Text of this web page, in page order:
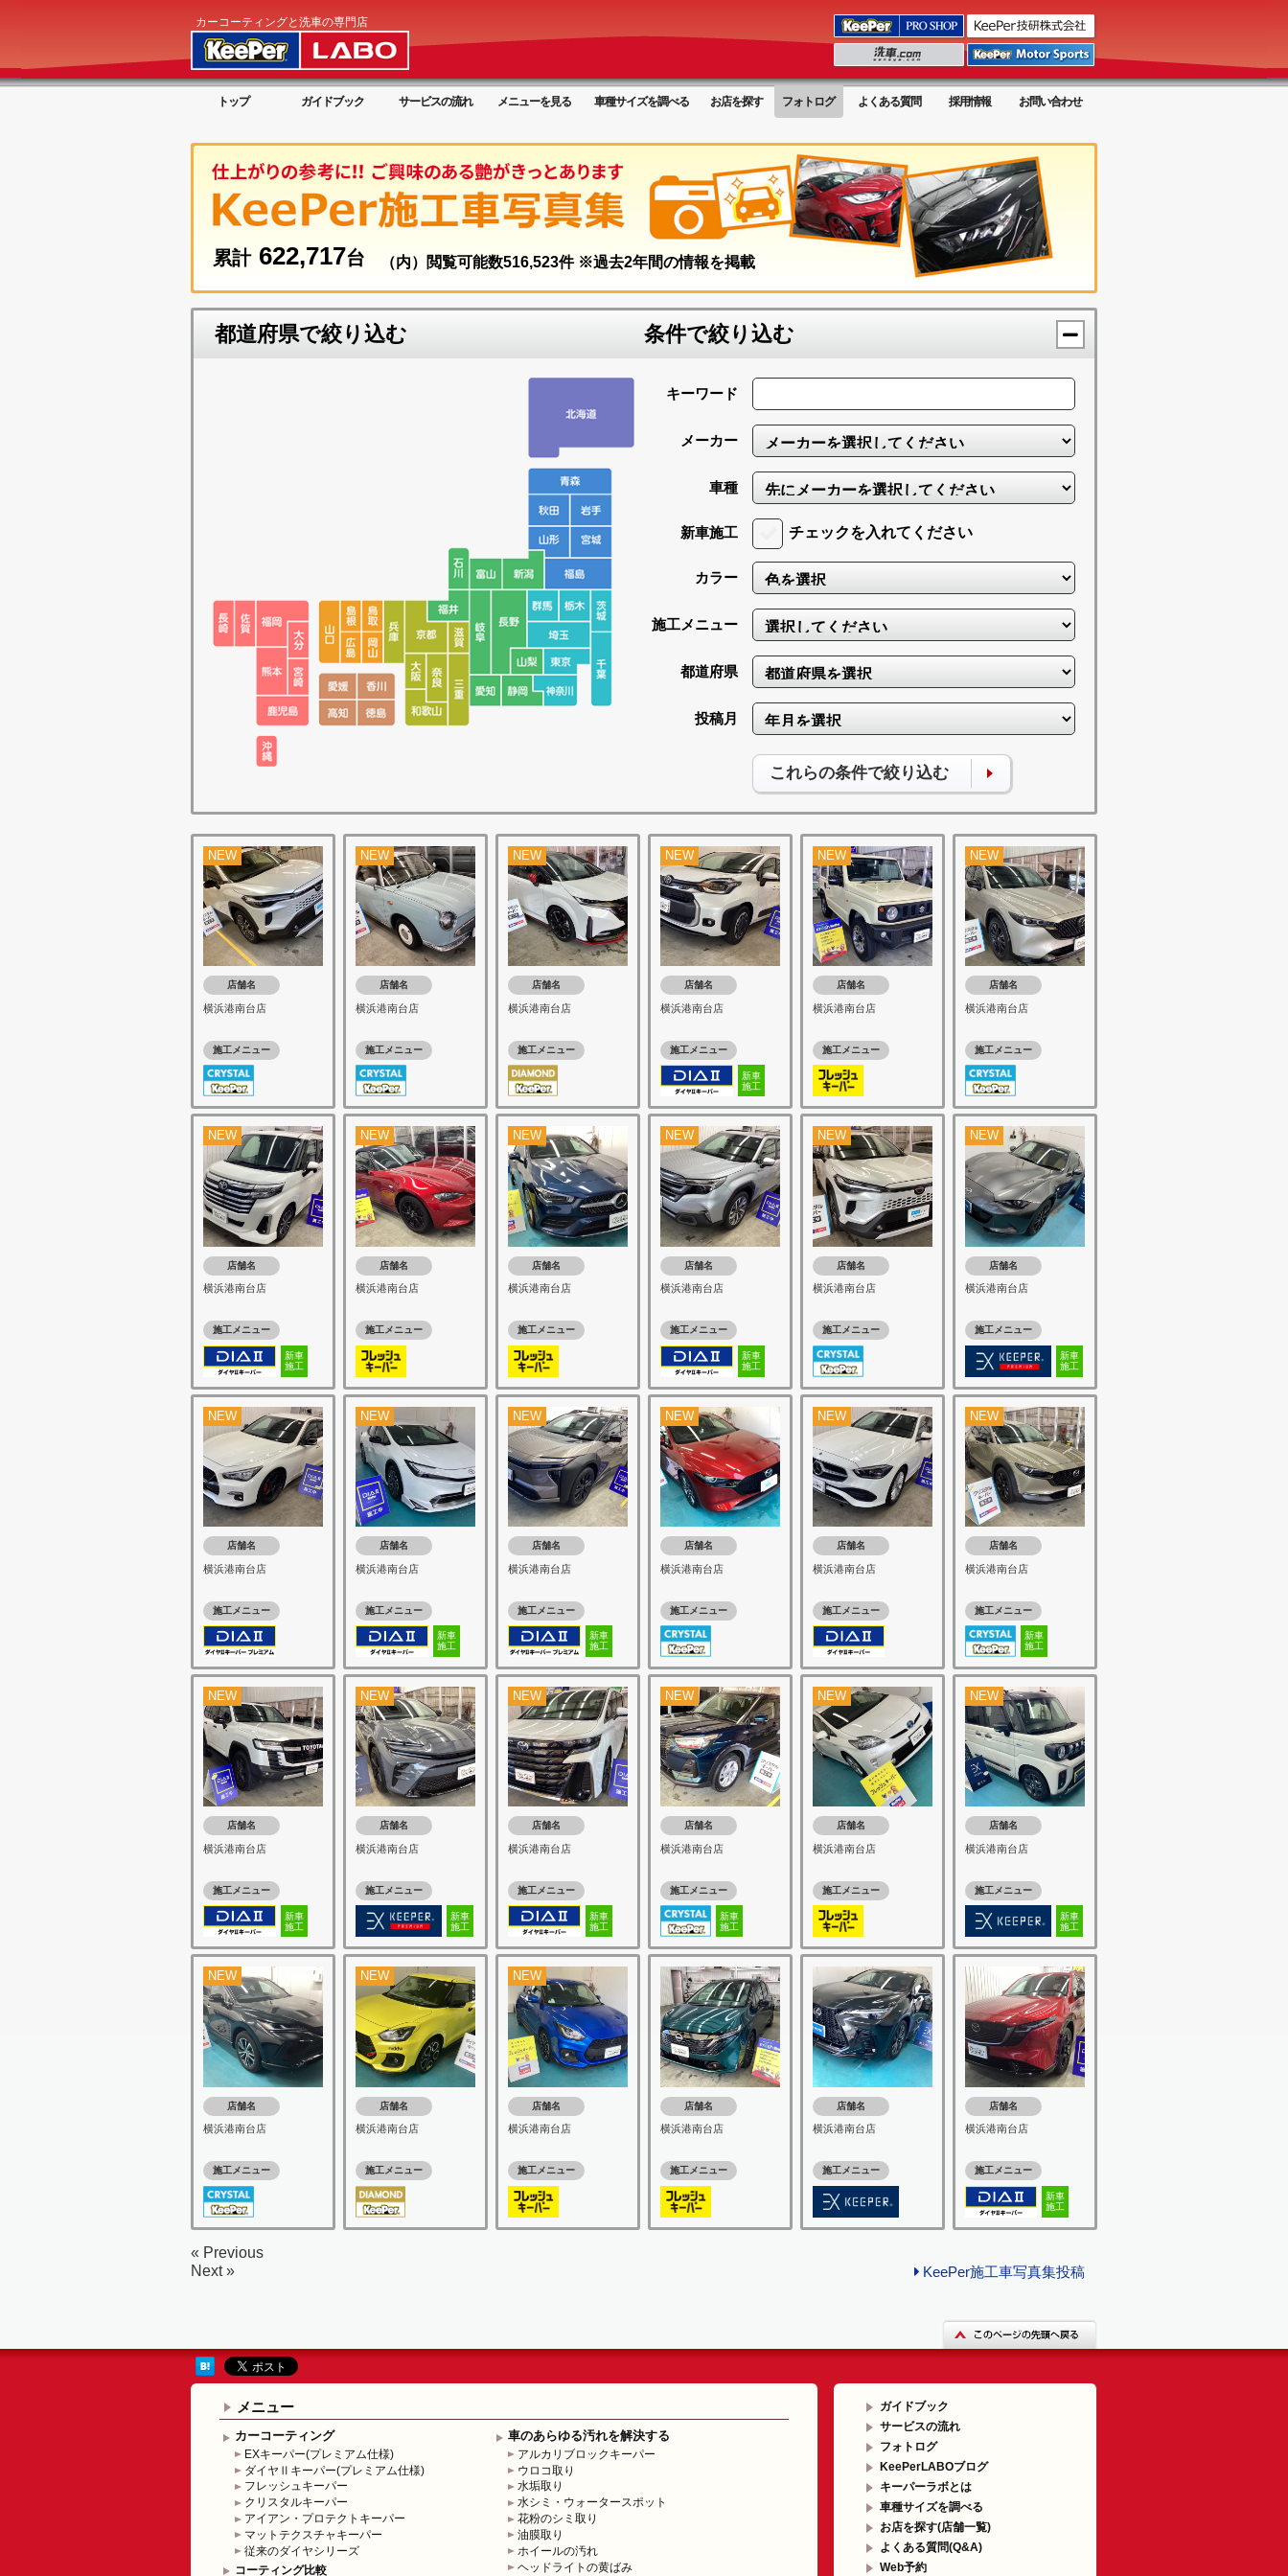
カーコーティングと洗車の専門店
トップ ガイドブック サービスの流れ メニューを見る 車種サイズを調べる お店を探す フォトログ よくある質問 採用情報 お問い合わせ
累計 622,717台 （内）閲覧可能数516,523件 ※過去2年間の情報を掲載
都道府県で絞り込む 条件で絞り込む
キーワード
メーカー
車種
新車施工 チェックを入れてください
カラー
施工メニュー
都道府県
投稿月
これらの条件で絞り込む
NEW
店舗名
横浜港南台店
施工メニュー
NEW
店舗名
横浜港南台店
施工メニュー
NEW
店舗名
横浜港南台店
施工メニュー
NEW
店舗名
横浜港南台店
施工メニュー
新車
施工
NEW
店舗名
横浜港南台店
施工メニュー
NEW
店舗名
横浜港南台店
施工メニュー
NEW
店舗名
横浜港南台店
施工メニュー
新車
施工
NEW
店舗名
横浜港南台店
施工メニュー
NEW
店舗名
横浜港南台店
施工メニュー
NEW
店舗名
横浜港南台店
施工メニュー
新車
施工
NEW
店舗名
横浜港南台店
施工メニュー
NEW
店舗名
横浜港南台店
施工メニュー
新車
施工
NEW
店舗名
横浜港南台店
施工メニュー
NEW
店舗名
横浜港南台店
施工メニュー
新車
施工
NEW
店舗名
横浜港南台店
施工メニュー
新車
施工
NEW
店舗名
横浜港南台店
施工メニュー
NEW
店舗名
横浜港南台店
施工メニュー
NEW
店舗名
横浜港南台店
施工メニュー
新車
施工
NEW
店舗名
横浜港南台店
施工メニュー
新車
施工
NEW
店舗名
横浜港南台店
施工メニュー
新車
施工
NEW
店舗名
横浜港南台店
施工メニュー
新車
施工
NEW
店舗名
横浜港南台店
施工メニュー
新車
施工
NEW
店舗名
横浜港南台店
施工メニュー
NEW
店舗名
横浜港南台店
施工メニュー
新車
施工
NEW
店舗名
横浜港南台店
施工メニュー
NEW
店舗名
横浜港南台店
施工メニュー
NEW
店舗名
横浜港南台店
施工メニュー
店舗名
横浜港南台店
施工メニュー
店舗名
横浜港南台店
施工メニュー
店舗名
横浜港南台店
施工メニュー
新車
施工
« Previous
Next »
KeePer施工車写真集投稿
メニュー
カーコーティング
EXキーパー(プレミアム仕様)
ダイヤⅡキーパー(プレミアム仕様)
フレッシュキーパー
クリスタルキーパー
アイアン・プロテクトキーパー
マットテクスチャキーパー
従来のダイヤシリーズ
コーティング比較
車のあらゆる汚れを解決する
アルカリブロックキーパー
ウロコ取り
水垢取り
水シミ・ウォータースポット
花粉のシミ取り
油膜取り
ホイールの汚れ
ヘッドライトの黄ばみ
ガイドブック
サービスの流れ
フォトログ
KeePerLABOブログ
キーパーラボとは
車種サイズを調べる
お店を探す(店舗一覧)
よくある質問(Q&A)
Web予約